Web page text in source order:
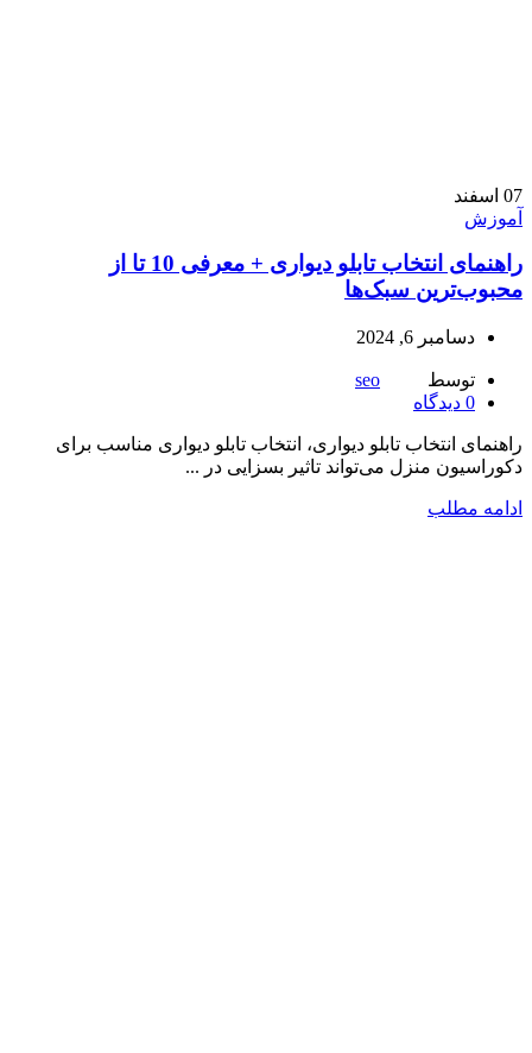
07 اسفند
آموزش
راهنمای انتخاب تابلو دیواری + معرفی 10 تا از
محبوب‌ترین سبک‌ها
دسامبر 6, 2024
توسط
seo
0 دیدگاه
راهنمای انتخاب تابلو دیواری، انتخاب تابلو دیواری مناسب برای
دکوراسیون منزل می‌تواند تاثیر بسزایی در ...
ادامه مطلب